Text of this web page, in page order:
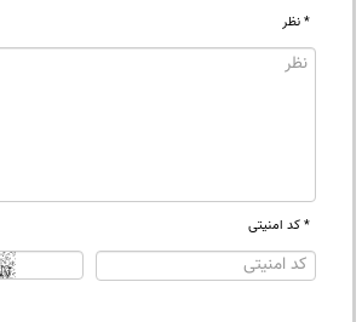
* نظر
* کد امنیتی